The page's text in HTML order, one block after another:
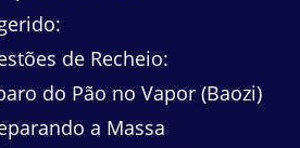
de Recheio:
do Pão no Vapor (Baozi)
a Massa